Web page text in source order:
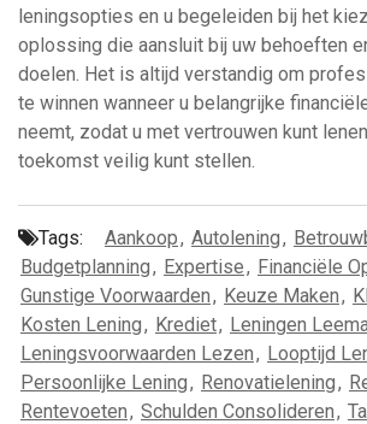
leningsopties en u begeleiden bij het
oplossing die aansluit bij uw behoeften
doelen. Het is altijd verstandig om
te winnen wanneer u belangrijke
neemt, zodat u met vertrouwen kunt
toekomst veilig kunt stellen.
Tags: Aankoop, Autolening,
Budgetplanning, Expertise, Financiële
Gunstige Voorwaarden, Keuze Maken,
Kosten Lening, Krediet, Leningen
Leningsvoorwaarden Lezen, Looptijd
Persoonlijke Lening, Renovatielening,
Rentevoeten, Schulden Consolideren,